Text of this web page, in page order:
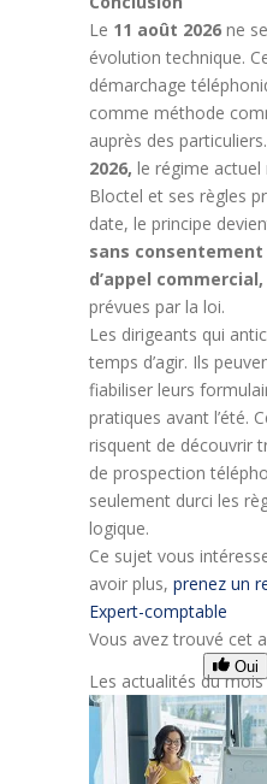
Le 11 août 2026 ne
évolution technique.
démarchage
comme méthode
auprès des particuliers.
2026, le régime actuel
Bloctel et ses règles
date, le principe
sans
d’appel commercial,
prévues par la loi.
Les dirigeants qui
temps d’agir. Ils
fiabiliser leurs
pratiques avant l’été.
risquent de découvrir
de prospection
seulement durci les
logique.
Ce sujet vous
avoir plus, prenez un
Expert-comptable
Vous avez trouvé cet
Oui
Les actualités du mois